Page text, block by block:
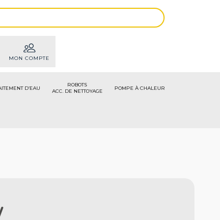
MON COMPTE
D’EAU
ROBOTS
ACC. DE NETTOYAGE
POMPE À CHALEUR